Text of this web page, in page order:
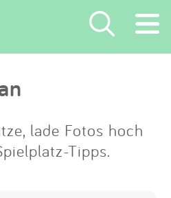
×
App
lade Fotos hoch
Tipps.